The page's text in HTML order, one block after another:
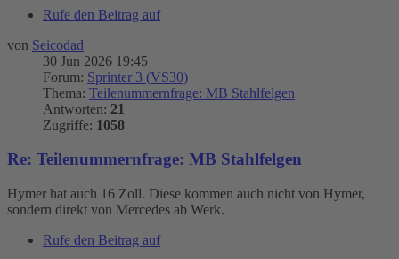
Rufe den Beitrag auf
von Seicodad
30 Jun 2026 19:45
Forum: Sprinter 3 (VS30)
Thema: Teilenummernfrage: MB Stahlfelgen
Antworten: 21
Zugriffe: 1058
Re: Teilenummernfrage: MB Stahlfelgen
Hymer hat auch 16 Zoll. Diese kommen auch nicht von Hymer,
sondern direkt von Mercedes ab Werk.
Rufe den Beitrag auf